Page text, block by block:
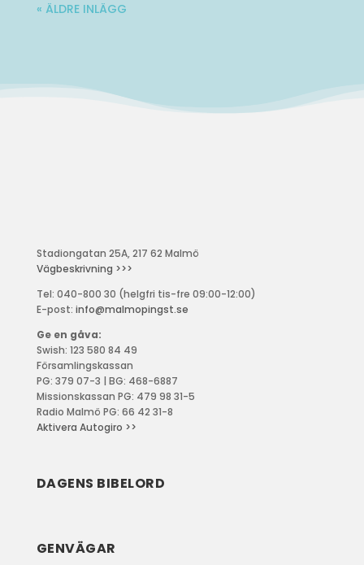
« ÄLDRE INLÄGG
Stadiongatan 25A, 217 62 Malmö
Vägbeskrivning >>>
Tel: 040-800 30 (helgfri tis-fre 09:00-12:00)
E-post: info@malmopingst.se
Ge en gåva:
Swish: 123 580 84 49
Församlingskassan
PG: 379 07-3 | BG: 468-6887
Missionskassan PG: 479 98 31-5
Radio Malmö PG: 66 42 31-8
Aktivera Autogiro >>
DAGENS BIBELORD
GENVÄGAR